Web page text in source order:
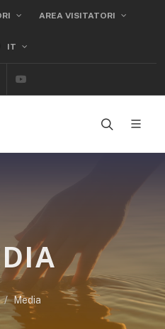
AREA VISITATORI
IT
Linkedin
Media